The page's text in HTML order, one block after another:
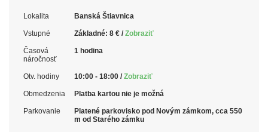
Lokalita Banská Štiavnica
Vstupné Základné: 8 € /Zobraziť
Časová
náročnosť
1 hodina
Otv. hodiny 10:00 - 18:00 /Zobraziť
Obmedzenia Platba kartou nie je možná
Parkovanie
Platené parkovisko pod Novým zámkom, cca 550
m od Starého zámku